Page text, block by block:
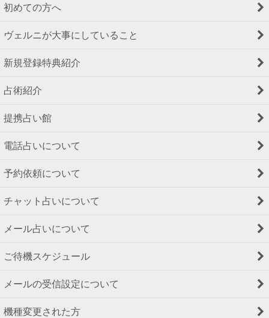
初めての方へ
ヴェルニが大事にしていること
新規登録特典紹介
占術紹介
提携占い館
電話占いについて
予約依頼について
チャット占いについて
メール占いについて
ご待機スケジュール
メールの受信設定について
機種変更された方